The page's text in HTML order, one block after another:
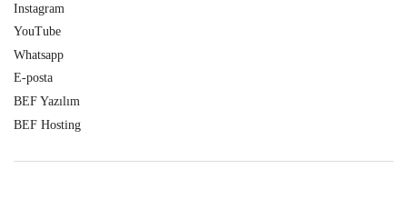
Instagram
YouTube
Whatsapp
E-posta
BEF Yazılım
BEF Hosting